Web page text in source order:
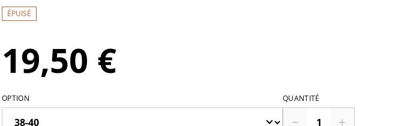
ÉPUISÉ
19,50 €
OPTION QUANTITÉ